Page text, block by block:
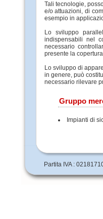
Tali tecnologie,
e/o attuazioni, di
esempio in
Lo sviluppo
indispensabili nel
necessario
presente la
Lo sviluppo di
in genere, può
necessario rilevare
Gruppo
Impianti di
Partita IVA :